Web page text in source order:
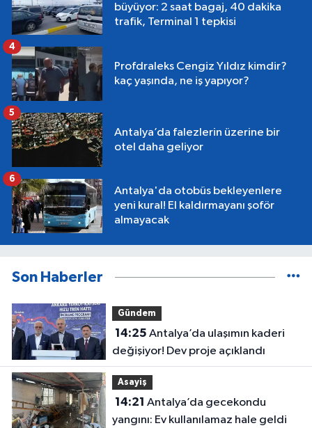
büyüyor: 2 saat bagaj, 40 dakika
trafik, Terminal 1 tepkisi
Profdraleks Cengiz Yıldız kimdir?
kaç yaşında, ne iş yapıyor?
4
Antalya’da falezlerin üzerine bir
otel daha geliyor
5
Antalya'da otobüs bekleyenlere
yeni kural! El kaldırmayanı şoför
almayacak
6
Son Haberler
Gündem
14:25
değişiyor! Dev proje açıklandı
Asayiş
14:21
yangını: Ev kullanılamaz hale geldi